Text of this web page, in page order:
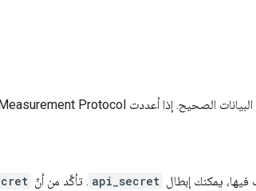
فيها، يمكنك إبطال api_secret . تأكَّد من أنّ